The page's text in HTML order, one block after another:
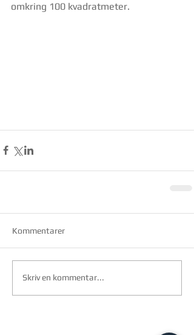
omkring 100 kvadratmeter.
Kommentarer
Skriv en kommentar...